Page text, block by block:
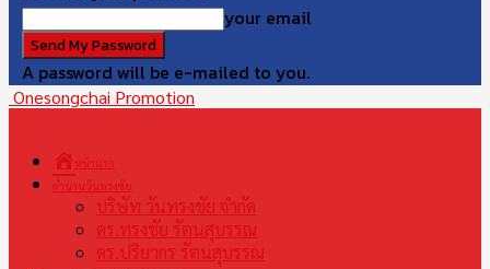
your email
A password will be e-mailed to you.
Onesongchai Promotion
หน้าแรก
ตำนานวันทรงชัย
บริษัท วันทรงชัย จำกัด
ดร.ทรงชัย รัตนสุบรรณ
ดร.ปริยากร รัตนสุบรรณ